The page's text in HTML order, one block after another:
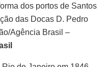
dos portos de Santos
das Docas D. Pedro
Agência Brasil –